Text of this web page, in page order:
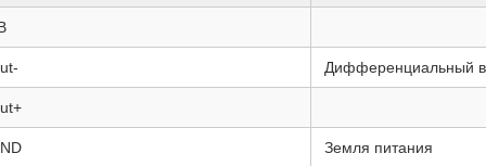
Дифференциальный
Земля питания